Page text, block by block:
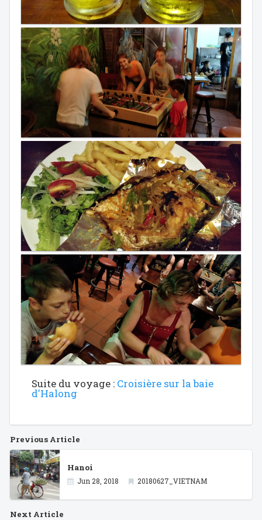
Suite du voyage : Croisière sur la baie
d'Halong
Previous Article
Hanoi
Jun 28, 2018 20180627_VIETNAM
Next Article